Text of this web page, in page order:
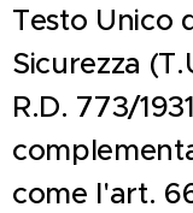
Testo Unico
Sicurezza
R.D. 773/
come l'art.